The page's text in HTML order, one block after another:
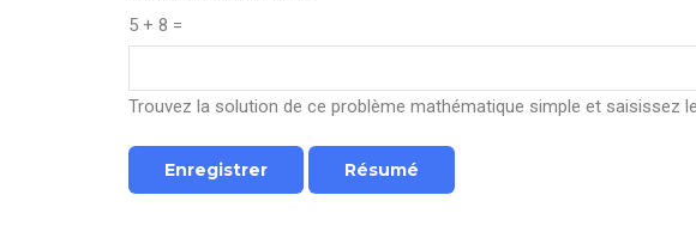
5 + 8 =
Trouvez la solution de ce problème mathématique simple et saisissez